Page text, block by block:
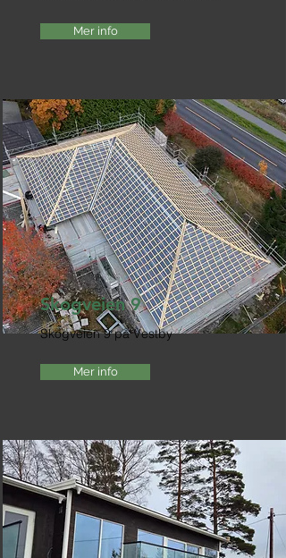
Mer info
Skogveien 9
Skogveien 9 på Vestby
Mer info